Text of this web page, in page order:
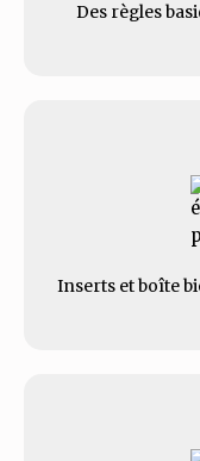
Des règles
Inserts et boîte